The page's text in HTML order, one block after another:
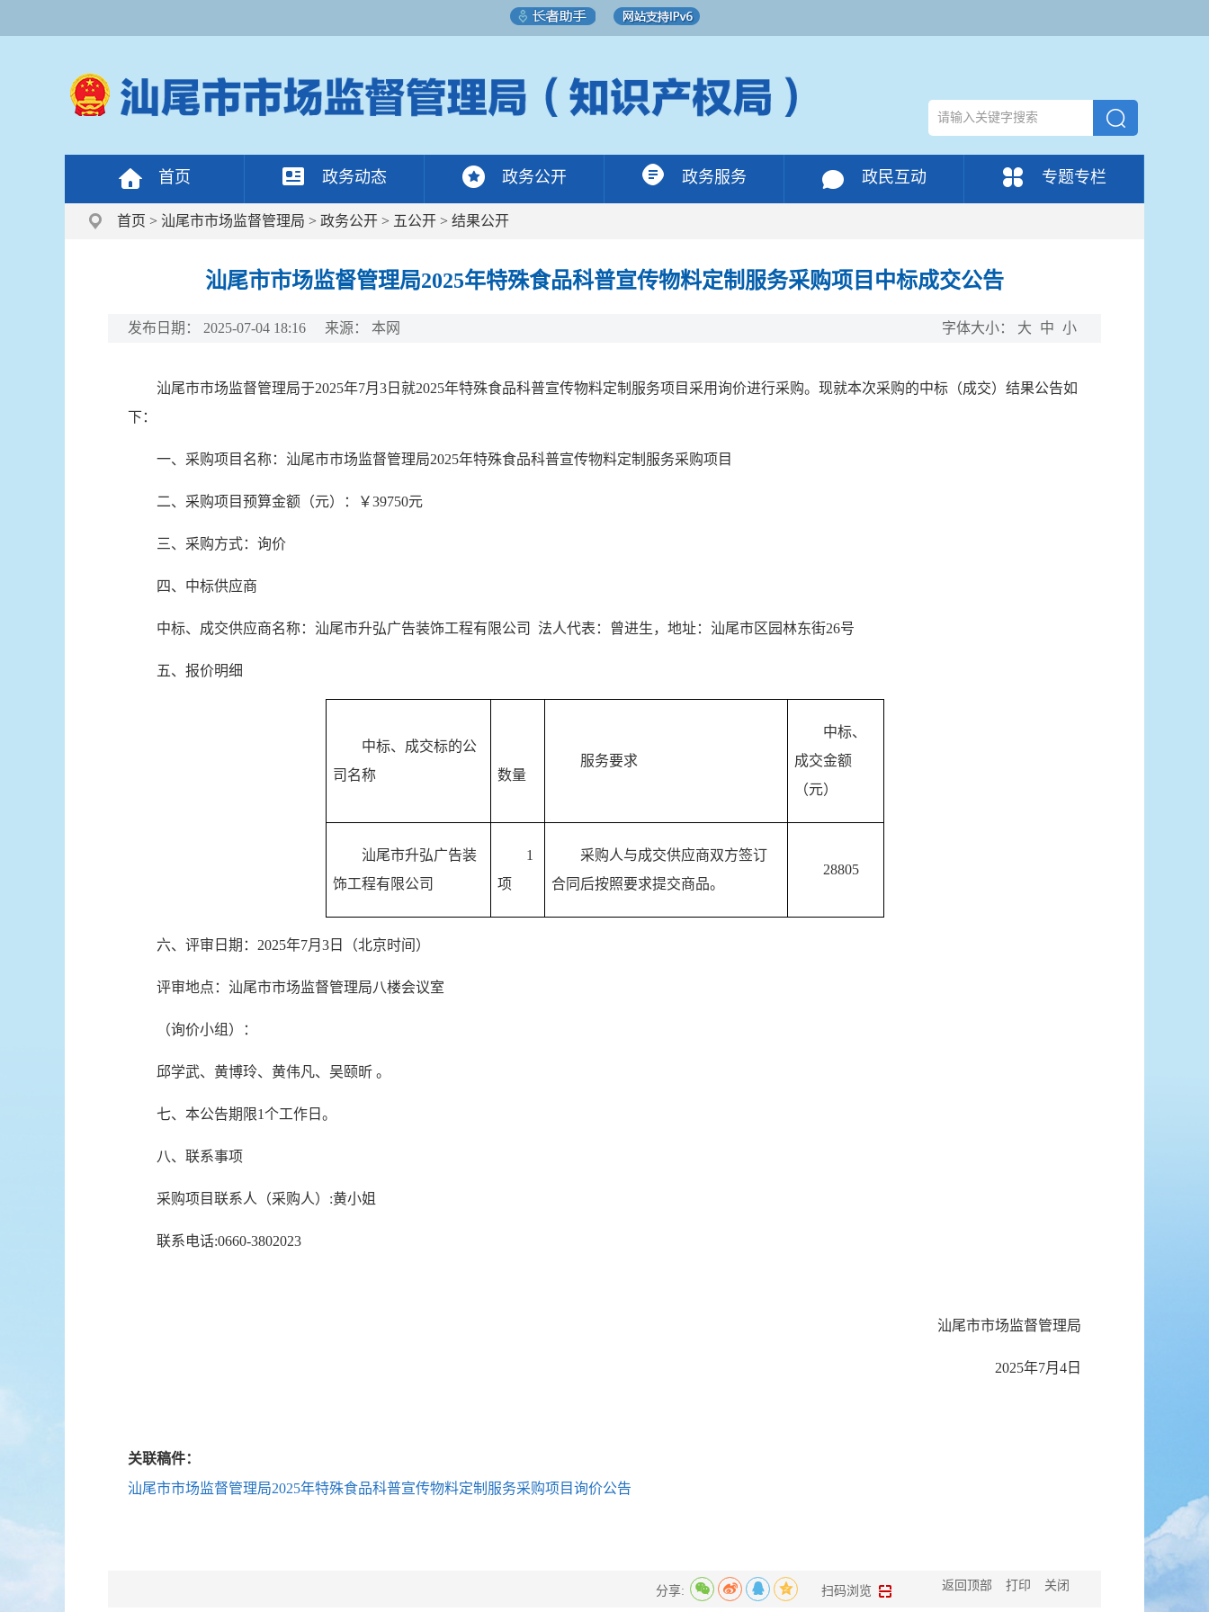
首页 政务动态 政务公开 政务服务 政民互动 专题专栏
首页 > 汕尾市市场监督管理局 > 政务公开 > 五公开 > 结果公开
汕尾市市场监督管理局2025年特殊食品科普宣传物料定制服务采购项目中标成交公告
发布日期： 2025-07-04 18:16 来源： 本网 字体大小： 大 中 小
汕尾市市场监督管理局于2025年7月3日就2025年特殊食品科普宣传物料定制服务项目采用询价进行采购。现就本次采购的中标（成交）结果公告如
下：
一、采购项目名称：汕尾市市场监督管理局2025年特殊食品科普宣传物料定制服务采购项目
二、采购项目预算金额（元）：￥39750元
三、采购方式：询价
四、中标供应商
中标、成交供应商名称：汕尾市升弘广告装饰工程有限公司 法人代表：曾进生，地址：汕尾市区园林东街26号
五、报价明细
中标、成交标的公
司名称
数量
服务要求
中标、
成交金额
（元）
汕尾市升弘广告装
饰工程有限公司
1
项
采购人与成交供应商双方签订
合同后按照要求提交商品。
28805
六、评审日期：2025年7月3日（北京时间）
评审地点：汕尾市市场监督管理局八楼会议室
（询价小组）：
邱学武、黄博玲、黄伟凡、吴颐昕 。
七、本公告期限1个工作日。
八、联系事项
采购项目联系人（采购人）:黄小姐
联系电话:0660-3802023
汕尾市市场监督管理局
2025年7月4日
关联稿件：
汕尾市市场监督管理局2025年特殊食品科普宣传物料定制服务采购项目询价公告
分享: 扫码浏览 返回顶部 打印 关闭